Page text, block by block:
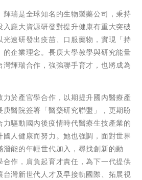
瑞是全球知名的生物製藥公司，秉持
龐大資源研發對提升健康有重大突破
光速研發出疫苗、口服藥物，實現「持
企業理念。長庚大學教學與研究能量
輝瑞合作，強強聯手育才，也將成為
於產官學合作，以期提升國內醫療產
醫院簽署「醫藥研究聯盟」，更期盼
驅動國內後疫情時代醫療生技產業的
人健康而努力。她也強調，面對世界
能的年輕世代加入，尋找創新的動
作，肩負起育才責任，為下一代提供
灣新世代人才及早接軌國際、拓展視